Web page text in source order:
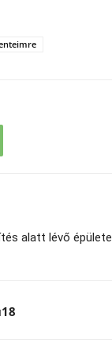
alatt lévő épülete